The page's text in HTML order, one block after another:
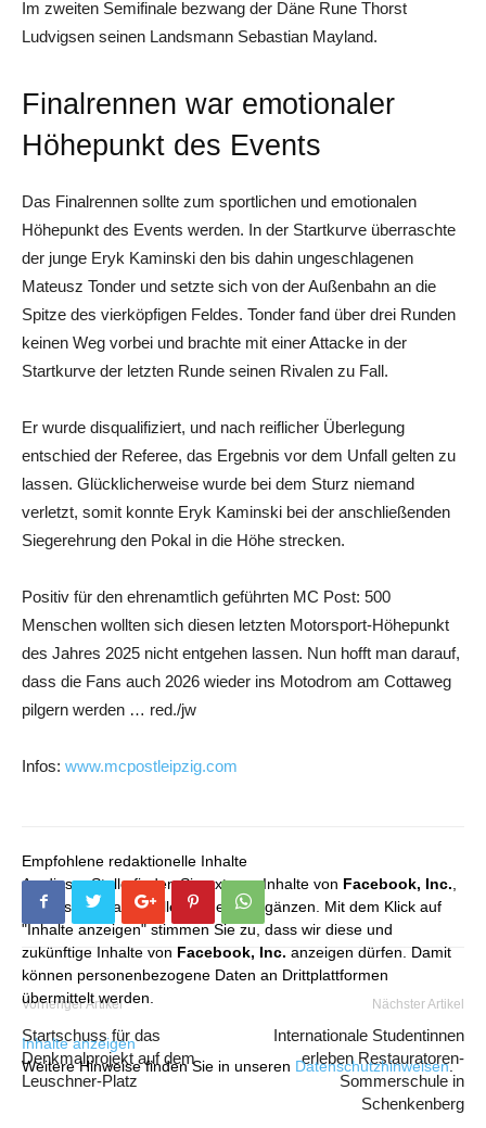
Im zweiten Semifinale bezwang der Däne Rune Thorst
Ludvigsen seinen Landsmann Sebastian Mayland.
Finalrennen war emotionaler
Höhepunkt des Events
Das Finalrennen sollte zum sportlichen und emotionalen
Höhepunkt des Events werden. In der Startkurve überraschte
der junge Eryk Kaminski den bis dahin ungeschlagenen
Mateusz Tonder und setzte sich von der Außenbahn an die
Spitze des vierköpfigen Feldes. Tonder fand über drei Runden
keinen Weg vorbei und brachte mit einer Attacke in der
Startkurve der letzten Runde seinen Rivalen zu Fall.
Er wurde disqualifiziert, und nach reiflicher Überlegung
entschied der Referee, das Ergebnis vor dem Unfall gelten zu
lassen. Glücklicherweise wurde bei dem Sturz niemand
verletzt, somit konnte Eryk Kaminski bei der anschließenden
Siegerehrung den Pokal in die Höhe strecken.
Positiv für den ehrenamtlich geführten MC Post: 500
Menschen wollten sich diesen letzten Motorsport-Höhepunkt
des Jahres 2025 nicht entgehen lassen. Nun hofft man darauf,
dass die Fans auch 2026 wieder ins Motodrom am Cottaweg
pilgern werden … red./jw
Infos: www.mcpostleipzig.com
Empfohlene redaktionelle Inhalte
An dieser Stelle finden Sie externe Inhalte von Facebook, Inc.
die unser redaktionelles Angebot ergänzen. Mit dem Klick auf
"Inhalte anzeigen" stimmen Sie zu, dass wir diese und
zukünftige Inhalte von Facebook, Inc. anzeigen dürfen. Damit
können personenbezogene Daten an Drittplattformen
übermittelt werden.
Inhalte anzeigen
Weitere Hinweise finden Sie in unseren Datenschutzhinweisen.
Vorheriger Artikel
Startschuss für das
Denkmalprojekt auf dem
Leuschner-Platz
Nächster Artikel
Internationale Studentinnen
erleben Restauratoren-
Sommerschule in
Schenkenberg